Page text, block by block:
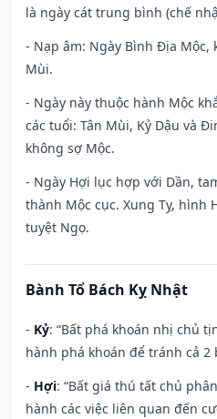
là ngày cát trung bình (chế
- Nạp âm: Ngày Bình Địa Mộc,
Mùi.
- Ngày này thuộc hành Mộc
các tuổi: Tân Mùi, Kỷ Dậu và
không sợ Mộc.
- Ngày Hợi lục hợp với Dần,
thành Mộc cục. Xung Tỵ, hình
tuyệt Ngọ.
Bành Tổ Bách Kỵ Nhật
- Kỷ: “Bất phá khoán nhị chủ
hành phá khoán để tránh cả 2
- Hợi: “Bất giá thú tất chủ
hành các việc liên quan đến